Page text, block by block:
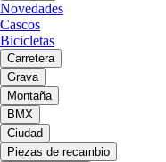
Novedades
Cascos
Bicicletas
Carretera
Grava
Montaña
BMX
Ciudad
Piezas de recambio